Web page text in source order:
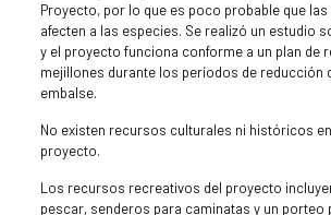
Proyecto, por lo que es poco probable que
afecten a las especies. Se realizó un estudio
y el proyecto funciona conforme a un plan de
mejillones durante los períodos de reducción
embalse.
No existen recursos culturales ni históricos
proyecto.
Los recursos recreativos del proyecto
pescar, senderos para caminatas y un porteo